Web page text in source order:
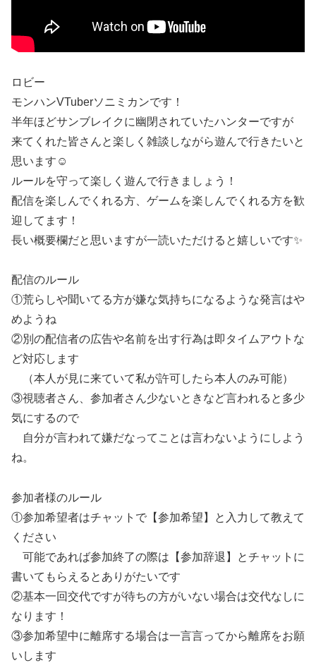
ロビー
モンハンVTuberソニミカンです！
半年ほどサンブレイクに幽閉されていたハンターですが
来てくれた皆さんと楽しく雑談しながら遊んで行きたいと
思います☺
ルールを守って楽しく遊んで行きましょう！
配信を楽しんでくれる方、ゲームを楽しんでくれる方を歓
迎してます！
長い概要欄だと思いますが一読いただけると嬉しいです✨
配信のルール
①荒らしや聞いてる方が嫌な気持ちになるような発言はや
めようね
②別の配信者の広告や名前を出す行為は即タイムアウトな
ど対応します
（本人が見に来ていて私が許可したら本人のみ可能）
③視聴者さん、参加者さん少ないときなど言われると多少
気にするので
自分が言われて嫌だなってことは言わないようにしよう
ね。
参加者様のルール
①参加希望者はチャットで【参加希望】と入力して教えて
ください
可能であれば参加終了の際は【参加辞退】とチャットに
書いてもらえるとありがたいです
②基本一回交代ですが待ちの方がいない場合は交代なしに
なります！
③参加希望中に離席する場合は一言言ってから離席をお願
いします